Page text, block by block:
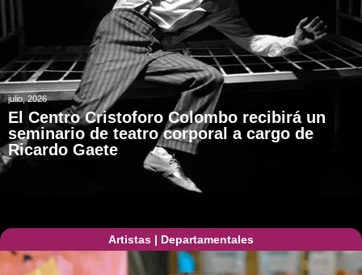
julio, 2026
El Centro Cristoforo Colombo recibirá un
seminario de teatro corporal a cargo de
Ricardo Gaete
Artistas | Departamentales